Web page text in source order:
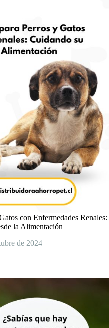
con Enfermedades Renales:
la Alimentación
de 2024